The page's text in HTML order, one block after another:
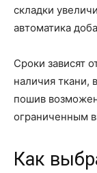
складки
автоматика
Сроки зависят
наличия ткани,
пошив
ограниченным
Как